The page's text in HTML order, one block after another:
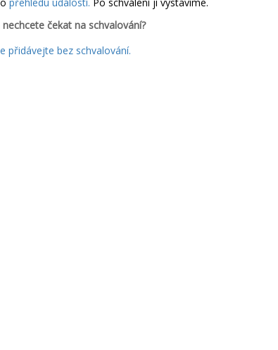
čekat na schvalování?
přidávejte bez schvalování.